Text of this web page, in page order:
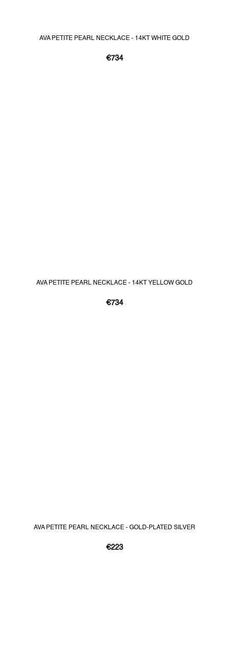
AVA PETITE PEARL NECKLACE - 14KT WHITE GOLD
€734
AVA PETITE PEARL NECKLACE - 14KT YELLOW GOLD
€734
AVA PETITE PEARL NECKLACE - GOLD-PLATED SILVER
€223